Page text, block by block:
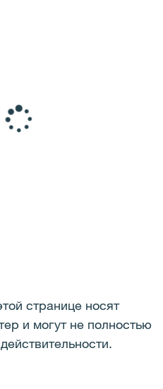
странице носят
и могут не полностью